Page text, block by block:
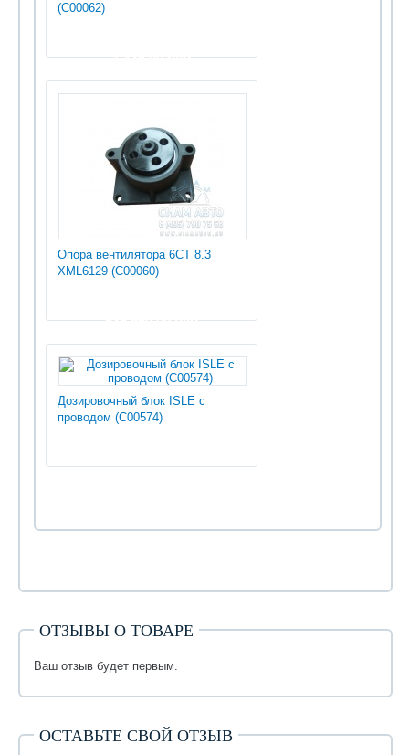
(С00062)
1 335.00 руб
Опора вентилятора 6СТ 8.3
XML6129 (С00060)
535 950.00 руб
Дозировочный блок ISLE с
проводом (С00574)
ОТЗЫВЫ О ТОВАРЕ
Ваш отзыв будет первым.
ОСТАВЬТЕ СВОЙ ОТЗЫВ